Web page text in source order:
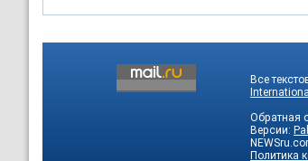
Все
International
Обратная
Версии:
Политика